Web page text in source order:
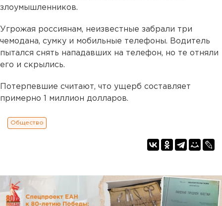
злоумышленников.
Угрожая россиянам, неизвестные забрали три
чемодана, сумку и мобильные телефоны. Водитель
пытался снять нападавших на телефон, но те отняли
его и скрылись.
Потерпевшие считают, что ущерб составляет
примерно 1 миллион долларов.
Общество